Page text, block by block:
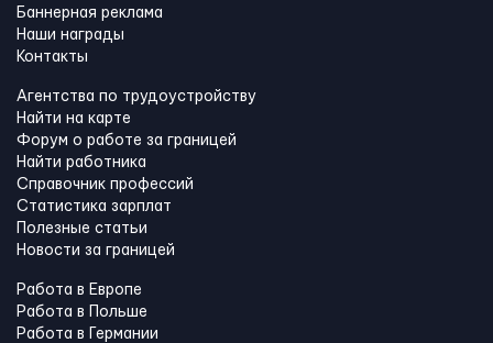
Баннерная реклама
Наши награды
Контакты
Агентства по трудоустройству
Найти на карте
Форум о работе за границей
Найти работника
Справочник профессий
Статистика зарплат
Полезные статьи
Новости за границей
Работа в Европе
Работа в Польше
Работа в Германии